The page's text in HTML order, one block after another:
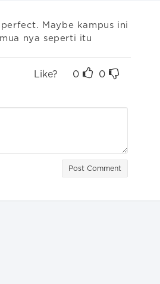
Maybe kampus ini
nya seperti itu
Like? 0 0
Post Comment